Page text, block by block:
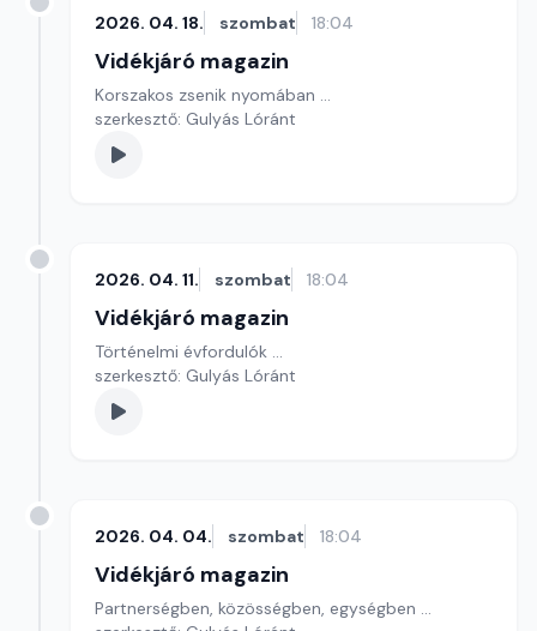
2026. 04. 18. szombat 18:04
Vidékjáró magazin
Korszakos zsenik nyomában ...
szerkesztő: Gulyás Lóránt
2026. 04. 11. szombat 18:04
Vidékjáró magazin
Történelmi évfordulók ...
szerkesztő: Gulyás Lóránt
2026. 04. 04. szombat 18:04
Vidékjáró magazin
Partnerségben, közösségben, egységben ...